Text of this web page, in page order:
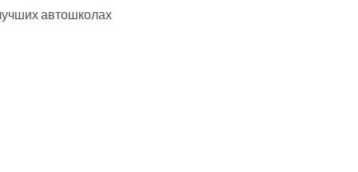
автошколах